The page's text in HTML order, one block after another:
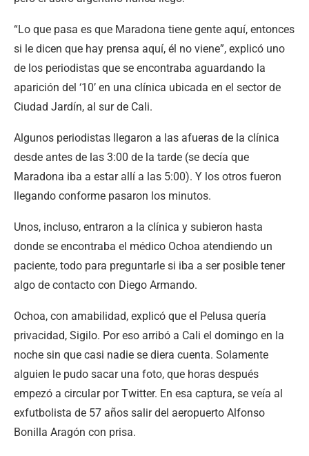
“Lo que pasa es que Maradona tiene gente aquí, entonces
si le dicen que hay prensa aquí, él no viene”, explicó uno
de los periodistas que se encontraba aguardando la
aparición del ‘10’ en una clínica ubicada en el sector de
Ciudad Jardín, al sur de Cali.
Algunos periodistas llegaron a las afueras de la clínica
desde antes de las 3:00 de la tarde (se decía que
Maradona iba a estar allí a las 5:00). Y los otros fueron
llegando conforme pasaron los minutos.
Unos, incluso, entraron a la clínica y subieron hasta
donde se encontraba el médico Ochoa atendiendo un
paciente, todo para preguntarle si iba a ser posible tener
algo de contacto con Diego Armando.
Ochoa, con amabilidad, explicó que el Pelusa quería
privacidad, Sigilo. Por eso arribó a Cali el domingo en la
noche sin que casi nadie se diera cuenta. Solamente
alguien le pudo sacar una foto, que horas después
empezó a circular por Twitter. En esa captura, se veía al
exfutbolista de 57 años salir del aeropuerto Alfonso
Bonilla Aragón con prisa.